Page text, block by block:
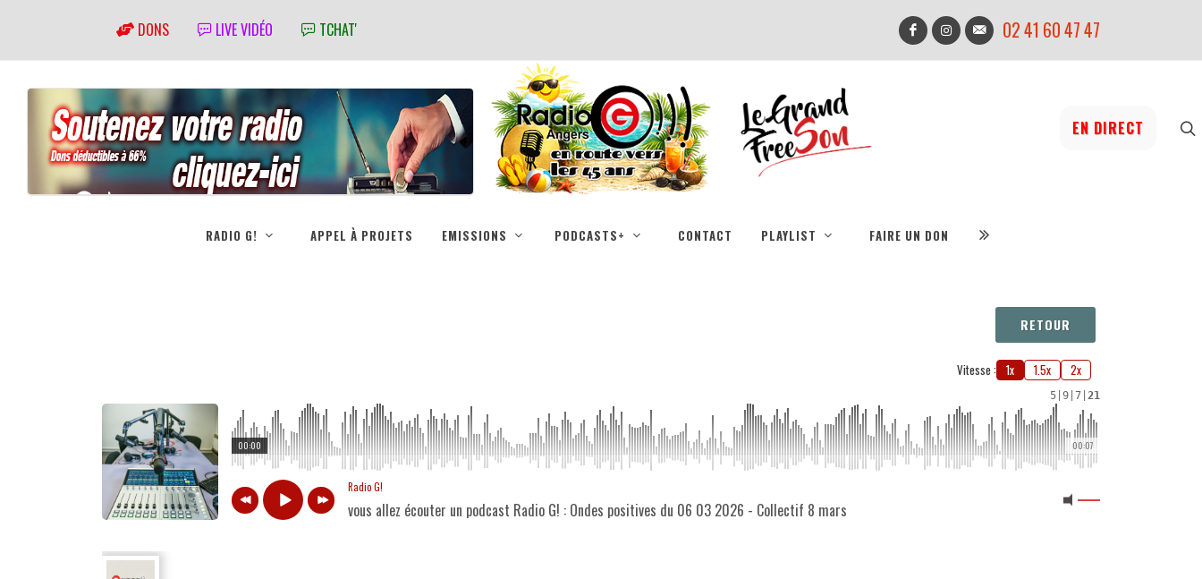
DONS LIVE VIDÉO TCHAT' 02 41 60 47 47
EN DIRECT
RADIO G! APPEL À PROJETS EMISSIONS PODCASTS+ CONTACT PLAYLIST FAIRE UN DON
RETOUR
Vitesse : 1x 1.5x 2x
5 9 7 21
00:07
00:00
Radio G!
vous allez écouter un podcast Radio G! : Ondes positives du 06 03 2026 - Collectif 8 mars